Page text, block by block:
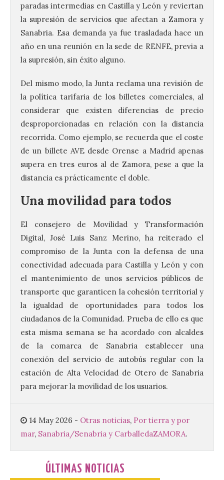
paradas intermedias en Castilla y León y reviertan
la supresión de servicios que afectan a Zamora y
Sanabria. Esa demanda ya fue trasladada hace un
año en una reunión en la sede de RENFE, previa a
la supresión, sin éxito alguno.
Del mismo modo, la Junta reclama una revisión de
la política tarifaria de los billetes comerciales, al
considerar que existen diferencias de precio
desproporcionadas en relación con la distancia
recorrida. Como ejemplo, se recuerda que el coste
de un billete AVE desde Orense a Madrid apenas
supera en tres euros al de Zamora, pese a que la
distancia es prácticamente el doble.
Una movilidad para todos
El consejero de Movilidad y Transformación
Digital, José Luis Sanz Merino, ha reiterado el
compromiso de la Junta con la defensa de una
conectividad adecuada para Castilla y León y con
el mantenimiento de unos servicios públicos de
transporte que garanticen la cohesión territorial y
la igualdad de oportunidades para todos los
ciudadanos de la Comunidad. Prueba de ello es que
esta misma semana se ha acordado con alcaldes
de la comarca de Sanabria establecer una
conexión del servicio de autobús regular con la
estación de Alta Velocidad de Otero de Sanabria
para mejorar la movilidad de los usuarios.
14 May 2026 - Otras noticias, Por tierra y por
mar, Sanabria/Senabria y CarballedaZAMORA.
ÚLTIMAS NOTICIAS
El alumnado de FP crece
un 2,5% hasta superar los
1,2 millones de
matriculados y marca un
nuevo récord
10 Ago 2026
El Ministerio publica la
Enseñanzas no
universitarias. Datos
cifras actualizadas del curso escolar
La 69FIDMA ha acogido
este domingo una nueva
edición del Día de León y